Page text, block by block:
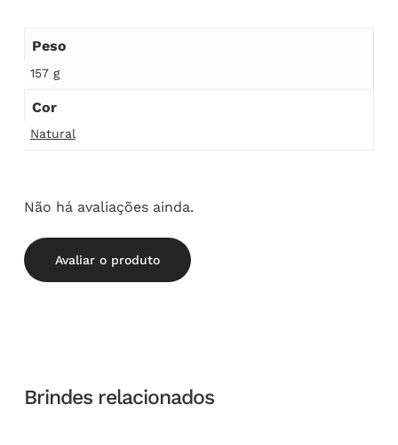
Peso
157 g
Cor
Natural
Não há avaliações ainda.
Avaliar o produto
Brindes relacionados